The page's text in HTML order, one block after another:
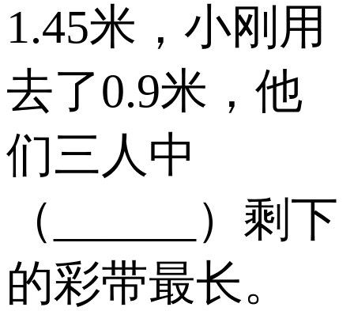
1.45米，小刚用
去了0.9米，他
们三人中
（______）剩下
的彩带最长。